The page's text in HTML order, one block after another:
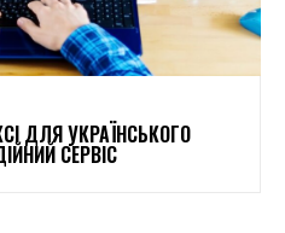
ДЛЯ УКРАЇНСЬКОГО
СЕРВІС